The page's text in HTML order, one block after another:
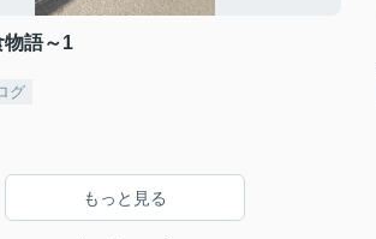
物語～1
グ
もっと見る